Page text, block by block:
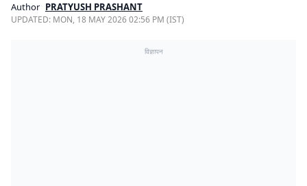
Author PRATYUSH PRASHANT
UPDATED: MON, 18 MAY 2026 02:56 PM (IST)
विज्ञापन